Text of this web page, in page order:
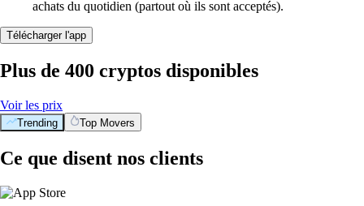
achats du quotidien (partout où ils sont acceptés).
Télécharger l'app
Plus de 400 cryptos disponibles
Voir les prix
Trending Top Movers
Ce que disent nos clients